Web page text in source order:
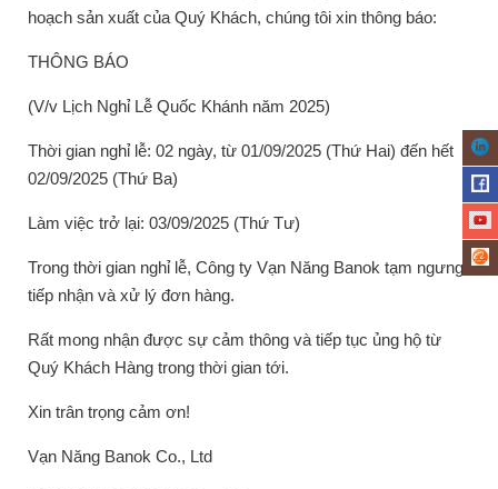
hoạch sản xuất của Quý Khách, chúng tôi xin thông báo:
THÔNG BÁO
(V/v Lịch Nghỉ Lễ Quốc Khánh năm 2025)
Thời gian nghỉ lễ: 02 ngày, từ 01/09/2025 (Thứ Hai) đến hết
02/09/2025 (Thứ Ba)
Làm việc trở lại: 03/09/2025 (Thứ Tư)
Trong thời gian nghỉ lễ, Công ty Vạn Năng Banok tạm ngưng
tiếp nhận và xử lý đơn hàng.
Rất mong nhận được sự cảm thông và tiếp tục ủng hộ từ
Quý Khách Hàng trong thời gian tới.
Xin trân trọng cảm ơn!
Vạn Năng Banok Co., Ltd